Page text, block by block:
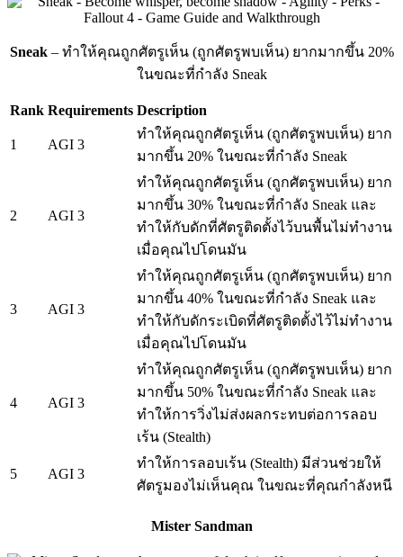
Sneak– ทำให้คุณถูกศัตรูเห็น (ถูกศัตรูพบเห็น) ยากมากขึ้น 20%
ในขณะที่กำลัง Sneak
Rank Requirements Description
1 AGI 3
ทำให้คุณถูกศัตรูเห็น (ถูกศัตรูพบเห็น) ยาก
มากขึ้น 20% ในขณะที่กำลัง Sneak
2 AGI 3
ทำให้คุณถูกศัตรูเห็น (ถูกศัตรูพบเห็น) ยาก
มากขึ้น 30% ในขณะที่กำลัง Sneak และ
ทำให้กับดักที่ศัตรูติดตั้งไว้บนพื้นไม่ทำงาน
เมื่อคุณไปโดนมัน
3 AGI 3
ทำให้คุณถูกศัตรูเห็น (ถูกศัตรูพบเห็น) ยาก
มากขึ้น 40% ในขณะที่กำลัง Sneak และ
ทำให้กับดักระเบิดที่ศัตรูติดตั้งไว้ไม่ทำงาน
เมื่อคุณไปโดนมัน
4 AGI 3
ทำให้คุณถูกศัตรูเห็น (ถูกศัตรูพบเห็น) ยาก
มากขึ้น 50% ในขณะที่กำลัง Sneak และ
ทำให้การวิ่งไม่ส่งผลกระทบต่อการลอบ
เร้น (Stealth)
5 AGI 3
ทำให้การลอบเร้น (Stealth) มีส่วนช่วยให้
ศัตรูมองไม่เห็นคุณ ในขณะที่คุณกำลังหนี
Mister Sandman